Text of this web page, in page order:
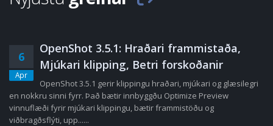
6
Apr
OpenShot 3.5.1: Hraðari frammistaða,
Mjúkari klipping, Betri forskoðanir
OpenShot 3.5.1 gerir klippingu hraðari, mjúkari og glæsilegri
en nokkru sinni fyrr. Það bætir innbyggðu Optimize Preview
vinnuflæði fyrir mjúkari klippingu, bætir frammistöðu og
viðbragðsflýti, upp......